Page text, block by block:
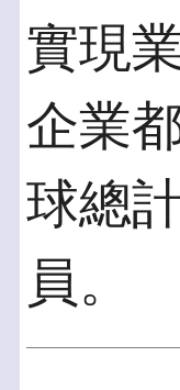
實現
企業
球總
員。